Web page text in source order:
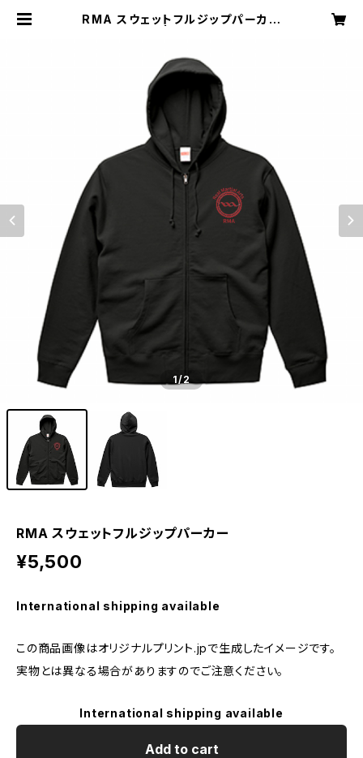
RMA スウェットフルジップパーカー
1/2
RMA スウェットフルジップパーカー
¥5,500
International shipping available
この商品画像はオリジナルプリント.jpで生成したイメージです。
実物とは異なる場合がありますのでご注意ください。
International shipping available
Add to cart